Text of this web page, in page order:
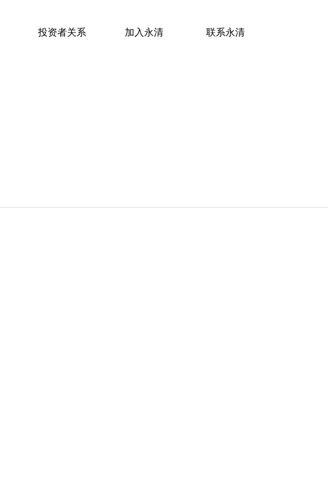
投资者关系 加入永清 联系永清